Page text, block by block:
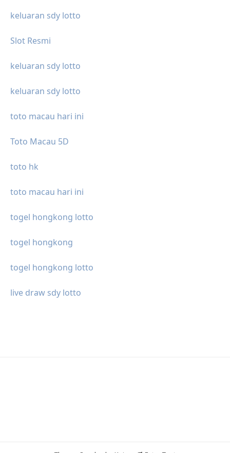
keluaran sdy lotto
Slot Resmi
keluaran sdy lotto
keluaran sdy lotto
toto macau hari ini
Toto Macau 5D
toto hk
toto macau hari ini
togel hongkong lotto
togel hongkong
togel hongkong lotto
live draw sdy lotto